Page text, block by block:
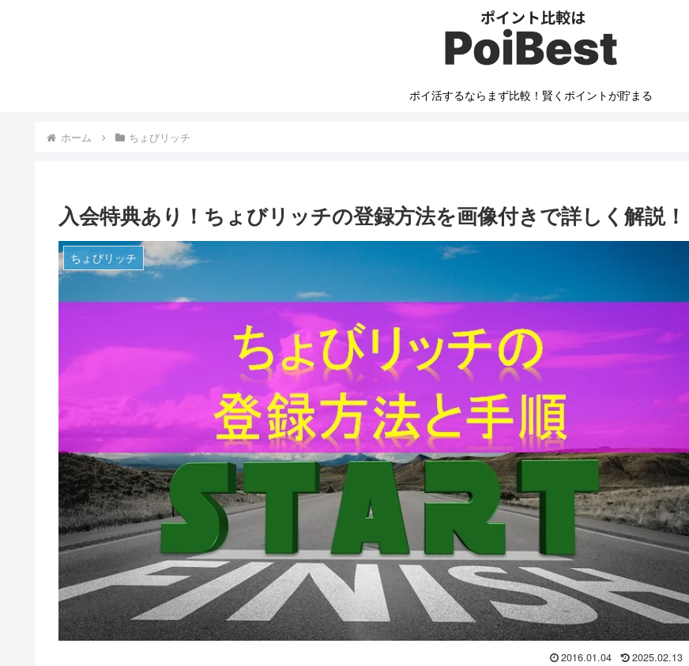
ポイ活するならまず比較！賢くポイントが貯まる
ホーム ちょびリッチ
入会特典あり！ちょびリッチの登録方法を画像付きで詳しく解説！
ちょびリッチ
2016.01.04 2025.02.13